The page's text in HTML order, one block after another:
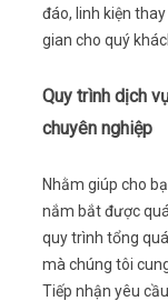
đáo, linh kiện
gian cho quý
Quy trình dịch
chuyên nghiệp
Nhằm giúp cho
nắm bắt được
quy trình tổng
mà chúng tôi
Tiếp nhận yêu